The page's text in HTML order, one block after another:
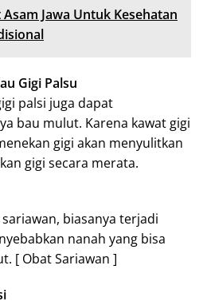
Jawa Untuk Kesehatan
Gigi Palsu
palsi juga dapat
bau mulut. Karena kawat gigi
gigi akan menyulitkan
gigi secara merata.
biasanya terjadi
nanah yang bisa
[ Obat Sariawan ]